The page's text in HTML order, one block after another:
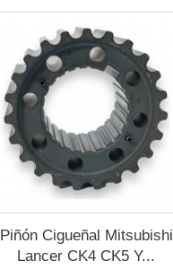
Piñón Cigueñal Mitsubishi
Lancer CK4 CK5 Y...